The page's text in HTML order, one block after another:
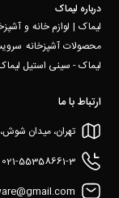
درباره لیماک
محصولات آشپزخانه
لیماک - سینی استیل
ارتباط با ما
تهران، میدان شوش،
021-55358661-3